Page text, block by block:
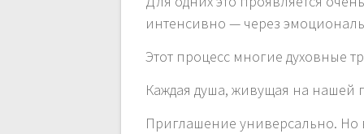
интенсивно — через
Этот процесс многие духовные
Каждая душа, живущая на нашей
Приглашение универсально. Но